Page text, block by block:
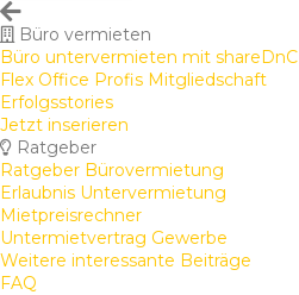
Büro vermieten
Büro untervermieten mit shareDnC
Flex Office Profis Mitgliedschaft
Erfolgsstories
Jetzt inserieren
Ratgeber
Ratgeber Bürovermietung
Erlaubnis Untervermietung
Mietpreisrechner
Untermietvertrag Gewerbe
Weitere interessante Beiträge
FAQ